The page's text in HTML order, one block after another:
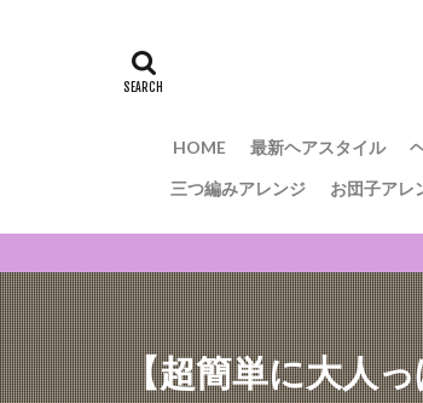
HOME 最新ヘアスタイル
三つ編みアレンジ
お団子アレ
【超簡単に大人